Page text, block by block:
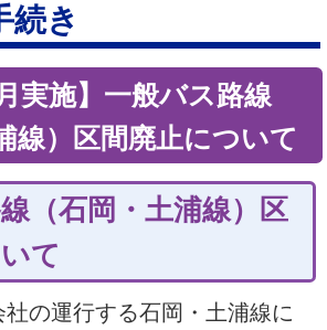
続き
実施】一般バス路線
線）区間廃止について
（石岡・土浦線）区
て
の運行する石岡・土浦線に